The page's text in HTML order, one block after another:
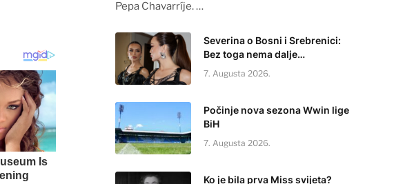
Pepa Chavarríje. …
Severina o Bosni i Srebrenici:
Bez toga nema dalje…
7. Augusta 2026.
Počinje nova sezona Wwin lige
BiH
7. Augusta 2026.
Ko je bila prva Miss svijeta?